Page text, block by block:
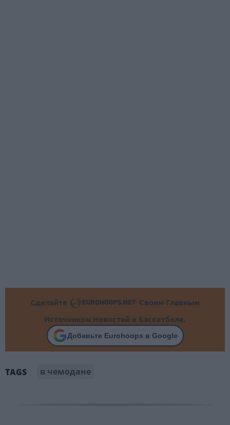
Сделайте
Своим Главным
Источником Новостей о Баскетболе.
Добавьте Eurohoops в Google
TAGS в чемодане